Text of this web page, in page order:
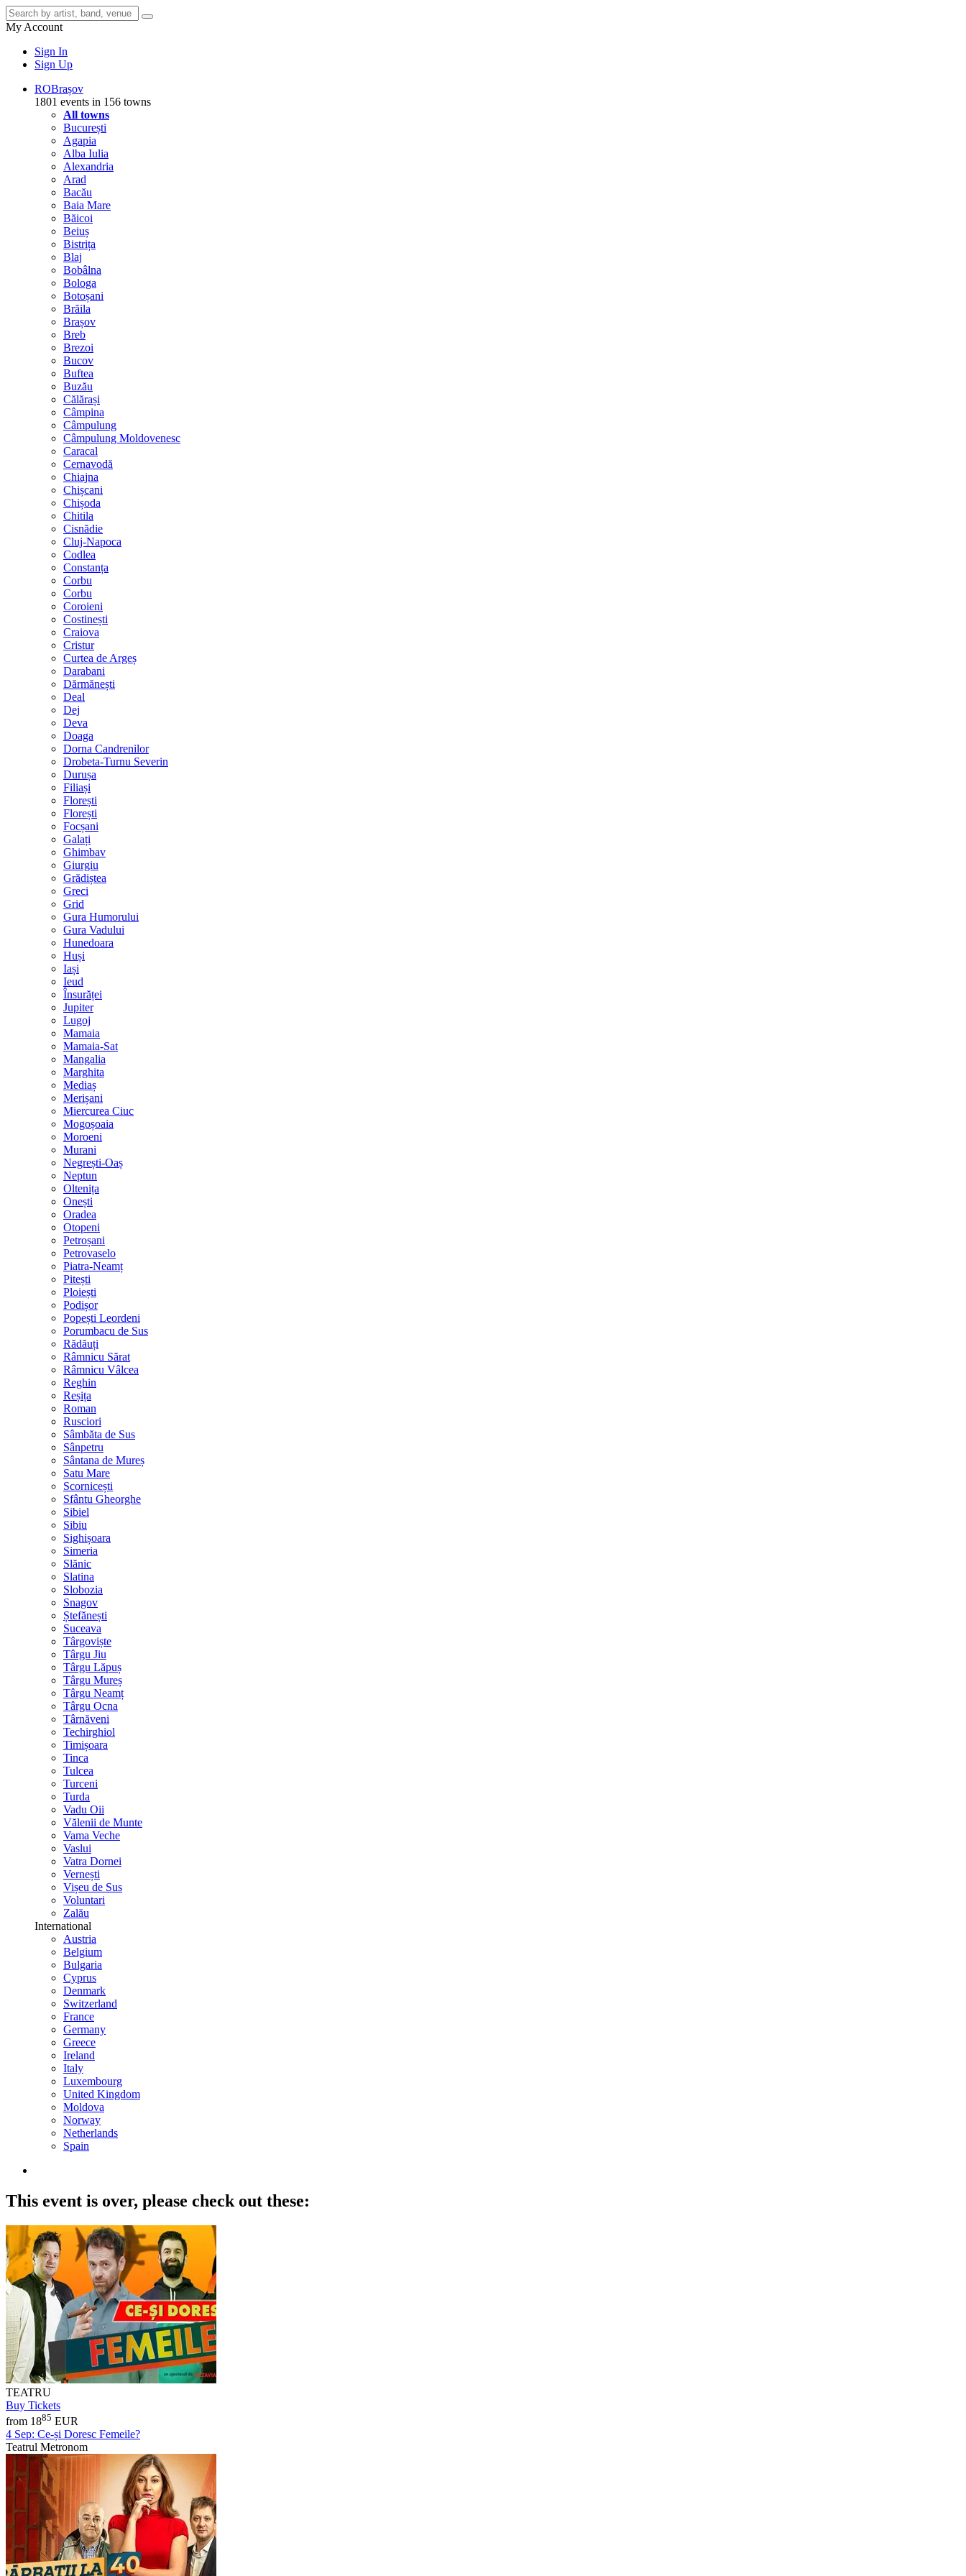
My Account
Sign In
Sign Up
ROBrașov
1801 events in 156 towns
All towns
București
Agapia
Alba Iulia
Alexandria
Arad
Bacău
Baia Mare
Băicoi
Beiuș
Bistrița
Blaj
Bobâlna
Bologa
Botoșani
Brăila
Brașov
Breb
Brezoi
Bucov
Buftea
Buzău
Călărași
Câmpina
Câmpulung
Câmpulung Moldovenesc
Caracal
Cernavodă
Chiajna
Chișcani
Chișoda
Chitila
Cisnădie
Cluj-Napoca
Codlea
Constanța
Corbu
Corbu
Coroieni
Costinești
Craiova
Cristur
Curtea de Argeș
Darabani
Dărmănești
Deal
Dej
Deva
Doaga
Dorna Candrenilor
Drobeta-Turnu Severin
Durușa
Filiași
Florești
Florești
Focșani
Galați
Ghimbav
Giurgiu
Grădiștea
Greci
Grid
Gura Humorului
Gura Vadului
Hunedoara
Huși
Iași
Ieud
Însurăței
Jupiter
Lugoj
Mamaia
Mamaia-Sat
Mangalia
Marghita
Mediaș
Merișani
Miercurea Ciuc
Mogoșoaia
Moroeni
Murani
Negrești-Oaș
Neptun
Oltenița
Onești
Oradea
Otopeni
Petroșani
Petrovaselo
Piatra-Neamț
Pitești
Ploiești
Podișor
Popești Leordeni
Porumbacu de Sus
Rădăuți
Râmnicu Sărat
Râmnicu Vâlcea
Reghin
Reșița
Roman
Rusciori
Sâmbăta de Sus
Sânpetru
Sântana de Mureș
Satu Mare
Scornicești
Sfântu Gheorghe
Sibiel
Sibiu
Sighișoara
Simeria
Slănic
Slatina
Slobozia
Snagov
Ștefănești
Suceava
Târgoviște
Târgu Jiu
Târgu Lăpuș
Târgu Mureș
Târgu Neamț
Târgu Ocna
Târnăveni
Techirghiol
Timișoara
Tinca
Tulcea
Turceni
Turda
Vadu Oii
Vălenii de Munte
Vama Veche
Vaslui
Vatra Dornei
Vernești
Vișeu de Sus
Voluntari
Zalău
International
Austria
Belgium
Bulgaria
Cyprus
Denmark
Switzerland
France
Germany
Greece
Ireland
Italy
Luxembourg
United Kingdom
Moldova
Norway
Netherlands
Spain
This event is over, please check out these:
TEATRU
Buy Tickets
from 1885 EUR
4 Sep: Ce-și Doresc Femeile?
Teatrul Metronom